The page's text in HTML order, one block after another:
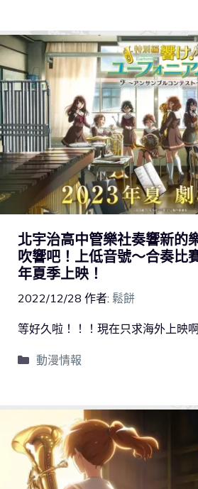
北宇治高中管樂社奏響新的
吹響吧！上低音號～合奏比
年夏季上映！
2022/12/28 作者: 鬆餅
等好久啦！！！現在只求海外上映
動漫情報